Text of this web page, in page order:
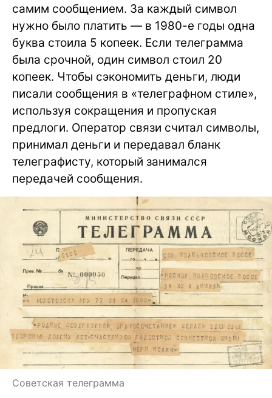
самим сообщением. За каждый символ
нужно было платить — в 1980-е годы одна
буква стоила 5 копеек. Если телеграмма
была срочной, один символ стоил 20
копеек. Чтобы сэкономить деньги, люди
писали сообщения в «телеграфном стиле»,
используя сокращения и пропуская
предлоги. Оператор связи считал символы,
принимал деньги и передавал бланк
телеграфисту, который занимался
передачей сообщения.
Советская телеграмма